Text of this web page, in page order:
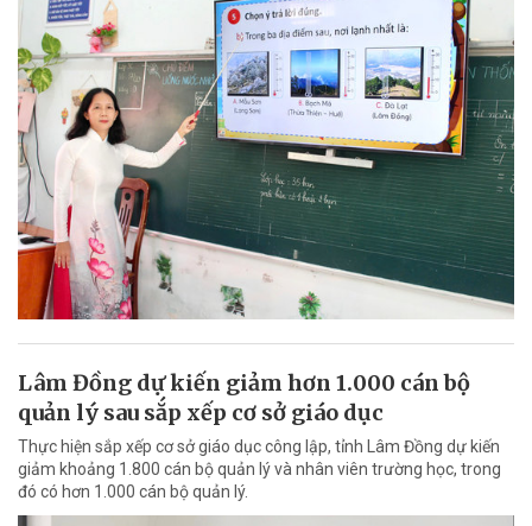
Lâm Đồng dự kiến giảm hơn 1.000 cán bộ
quản lý sau sắp xếp cơ sở giáo dục
Thực hiện sắp xếp cơ sở giáo dục công lập, tỉnh Lâm Đồng dự kiến
giảm khoảng 1.800 cán bộ quản lý và nhân viên trường học, trong
đó có hơn 1.000 cán bộ quản lý.